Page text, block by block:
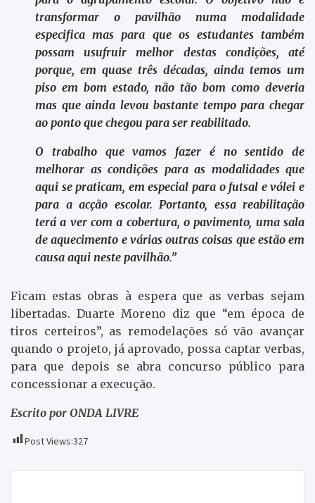
transformar o pavilhão numa modalidade
especifica mas para que os estudantes também
possam usufruir melhor destas condições, até
porque, em quase três décadas, ainda temos um
piso em bom estado, não tão bom como deveria
mas que ainda levou bastante tempo para chegar
ao ponto que chegou para ser reabilitado.
O trabalho que vamos fazer é no sentido de
melhorar as condições para as modalidades que
aqui se praticam, em especial para o futsal e vólei e
para a acção escolar. Portanto, essa reabilitação
terá a ver com a cobertura, o pavimento, uma sala
de aquecimento e várias outras coisas que estão em
causa aqui neste pavilhão.”
Ficam estas obras à espera que as verbas sejam
libertadas. Duarte Moreno diz que “em época de
tiros certeiros”, as remodelações só vão avançar
quando o projeto, já aprovado, possa captar verbas,
para que depois se abra concurso público para
concessionar a execução.
Escrito por ONDA LIVRE
Post Views:327